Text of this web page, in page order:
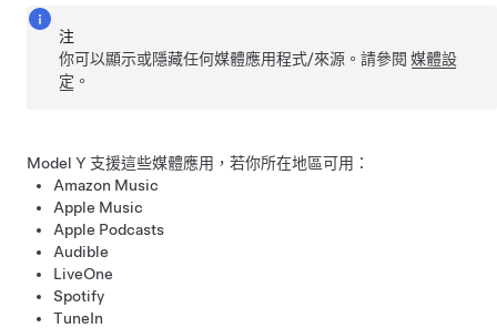
注
你可以顯示或隱藏任何媒體應用程式/來源。請參閱媒體設
定 。
Model Y 支援這些媒體應用，若你所在地區可用：
Amazon Music
Apple Music
Apple Podcasts
Audible
LiveOne
Spotify
TuneIn